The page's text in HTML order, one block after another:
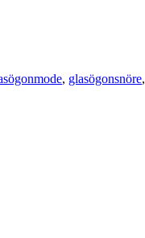
, glasögonsnöre,